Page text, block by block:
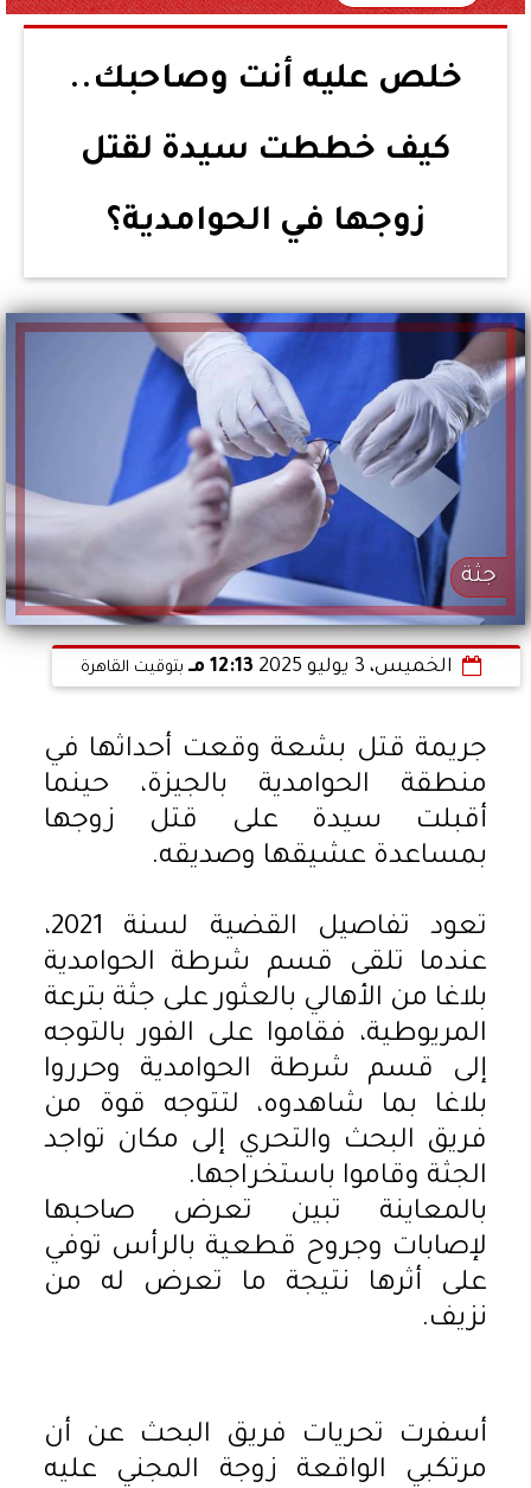
خلص عليه أنت وصاحبك..
كيف خططت سيدة لقتل
زوجها في الحوامدية؟
جثة
الخميس، 3 يوليو 2025 12:13 مـ بتوقيت القاهرة
جريمة قتل بشعة وقعت أحداثها في
منطقة الحوامدية بالجيزة، حينما
أقبلت سيدة على قتل زوجها
بمساعدة عشيقها وصديقه.
تعود تفاصيل القضية لسنة 2021،
عندما تلقى قسم شرطة الحوامدية
بلاغا من الأهالي بالعثور على جثة بترعة
المريوطية، فقاموا على الفور بالتوجه
إلى قسم شرطة الحوامدية وحرروا
بلاغا بما شاهدوه، لتتوجه قوة من
فريق البحث والتحري إلى مكان تواجد
الجثة وقاموا باستخراجها.
بالمعاينة تبين تعرض صاحبها
لإصابات وجروح قطعية بالرأس توفي
على أثرها نتيجة ما تعرض له من
نزيف.
أسفرت تحريات فريق البحث عن أن
مرتكبي الواقعة زوجة المجني عليه